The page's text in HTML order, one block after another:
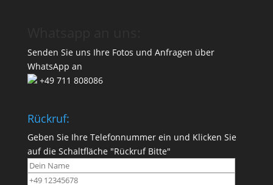
Senden Sie uns Ihre Fotos und Anfragen über
WhatsApp an
+49 711 808086
Rückruf:
Geben Sie Ihre Telefonnummer ein und Klicken Sie
auf die Schaltfläche "Rückruf Bitte"